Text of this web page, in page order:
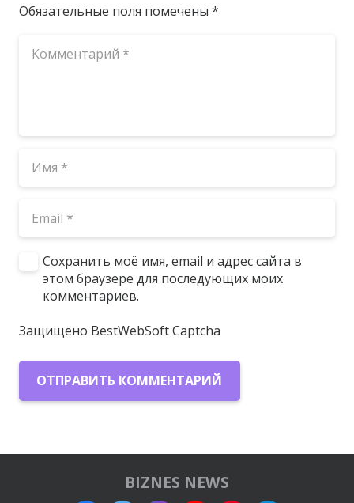
Обязательные поля помечены *
Сохранить моё имя, email и адрес сайта в
этом браузере для последующих моих
комментариев.
Защищено BestWebSoft Captcha
ОТПРАВИТЬ КОММЕНТАРИЙ
BIZNES NEWS